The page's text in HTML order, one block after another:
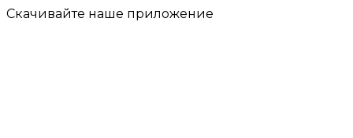
Скачивайте наше приложение